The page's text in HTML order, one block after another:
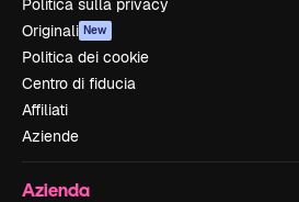
Politica sulla privacy
Originali New
Politica dei cookie
Centro di fiducia
Affiliati
Aziende
Azienda